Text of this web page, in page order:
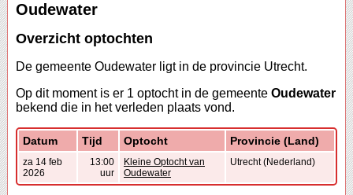
Oudewater
Overzicht optochten
De gemeente Oudewater ligt in de provincie Utrecht.
Op dit moment is er 1 optocht in de gemeente Oudewater
bekend die in het verleden plaats vond.
Datum Tijd Optocht Provincie (Land)
za 14 feb
2026
13:00
uur
Kleine Optocht van
Oudewater
Utrecht (Nederland)